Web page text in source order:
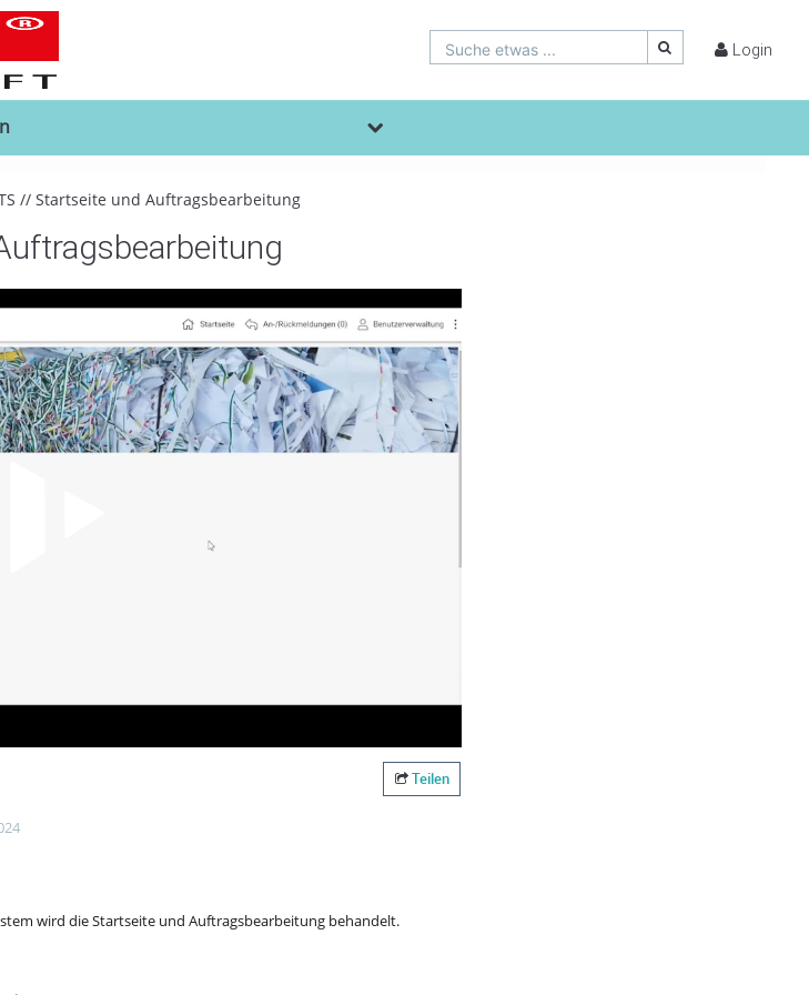
Suche etwas ... Login
// Startseite und Auftragsbearbeitung
Video abspielen
Teilen
wird die Startseite und Auftragsbearbeitung behandelt.